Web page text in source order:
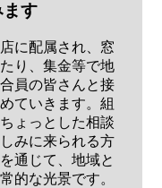
す
に配属され、窓
り、集金等で地
員の皆さんと接
ていきます。組
ょっとした相談
みに来られる方
通じて、地域と
的な光景です。